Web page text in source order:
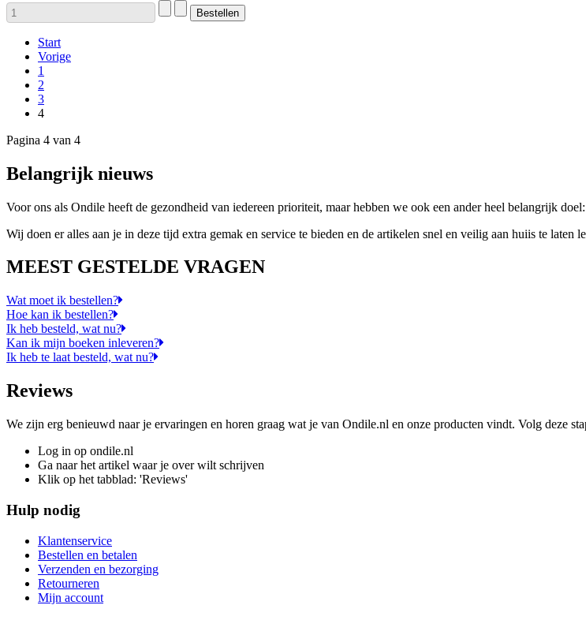
Start
Vorige
1
2
3
4
Pagina 4 van 4
Belangrijk nieuws
Voor ons als Ondile heeft de gezondheid van iedereen prioriteit, maar hebben we ook een ander heel belangrijk
Wij doen er alles aan je in deze tijd extra gemak en service te bieden en de artikelen snel en veilig aan huiis te laten
MEEST GESTELDE VRAGEN
Wat moet ik bestellen?
Hoe kan ik bestellen?
Ik heb besteld, wat nu?
Kan ik mijn boeken inleveren?
Ik heb te laat besteld, wat nu?
Reviews
We zijn erg benieuwd naar je ervaringen en horen graag wat je van Ondile.nl en onze producten vindt. Volg deze
Log in op ondile.nl
Ga naar het artikel waar je over wilt schrijven
Klik op het tabblad: 'Reviews'
Hulp nodig
Klantenservice
Bestellen en betalen
Verzenden en bezorging
Retourneren
Mijn account